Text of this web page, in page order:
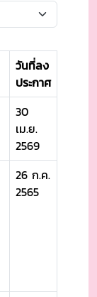
วันที่ลง
ประกาศ
30
เม.ย.
2569
26 ก.ค.
2565